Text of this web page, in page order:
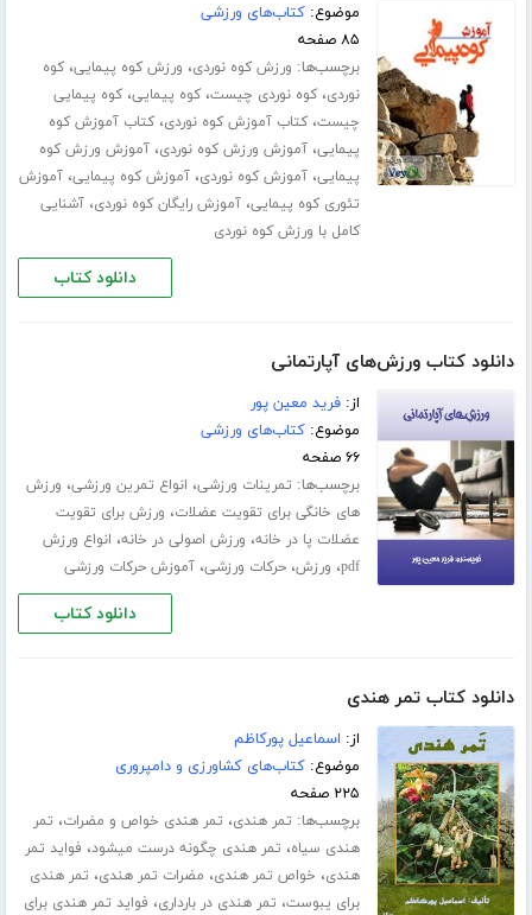
موضوع:کتاب‌های ورزشی
۸۵ صفحه
برچسب‌ها: ورزش کوه نوردی، ورزش کوه پیمایی،کوه
نوردی،کوه نوردی چیست،کوه پیمایی،کوه پیمایی
چیست،کتاب آموزش کوه نوردی،کتاب آموزش کوه
پیمایی،آموزش ورزش کوه نوردی،آموزش ورزش کوه
پیمایی،آموزش کوه نوردی،آموزش کوه پیمایی،آموزش
تئوری کوه پیمایی،آموزش رایگان کوه نوردی،آشنایی
کامل با ورزش کوه نوردی
دانلود کتاب
دانلود کتاب ورزش‌های آپارتمانی
از:فرید معین پور
موضوع:کتاب‌های ورزشی
۶۶ صفحه
برچسب‌ها: تمرینات ورزشی، انواع تمرین ورزشی، ورزش
های خانگی برای تقویت عضلات، ورزش برای تقویت
عضلات پا در خانه، ورزش اصولی در خانه، انواع ورزش
pdf، ورزش،حرکات ورزشی،آموزش حرکات ورزشی
دانلود کتاب
دانلود کتاب تمر هندی
از: اسماعیل پورکاظم
موضوع:کتاب‌های کشاورزی و دامپروری
۲۲۵ صفحه
برچسب‌ها: تمر هندی، تمر هندی خواص و مضرات، تمر
هندی سیاه، تمر هندی چگونه درست میشود، فواید تمر
هندی، خواص تمر هندی، مضرات تمر هندی، تمر هندی
برای یبوست، تمر هندی در بارداری، فواید تمر هندی برای